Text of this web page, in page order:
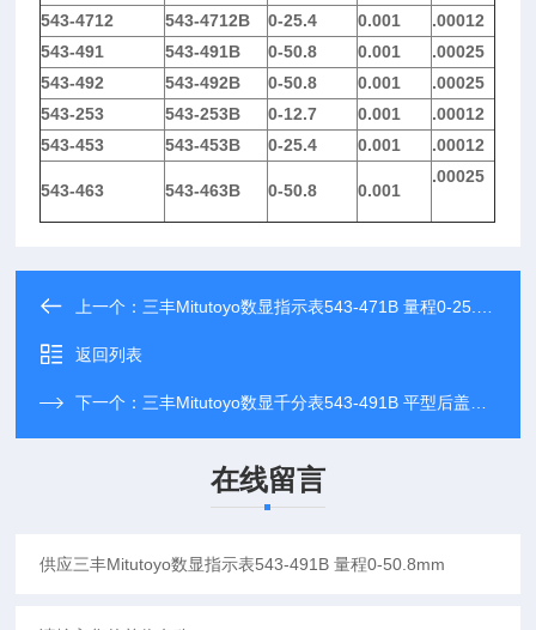
543-4712
543-4712B 0-25.4 0.001
.00012
543-491
543-491B 0-50.8 0.001
.00025
543-492
543-492B 0-50.8 0.001
.00025
543-253
543-253B 0-12.7 0.001
.00012
543-453
543-453B 0-25.4 0.001 .00012
543-463 543-463B 0-50.8 0.001
.00025
上一个： 三丰Mitutoyo数显指示表543-471B 量程0-25.4mm
返回列表
下一个： 三丰Mitutoyo数显千分表543-491B 平型后盖图片及价格
在线留言